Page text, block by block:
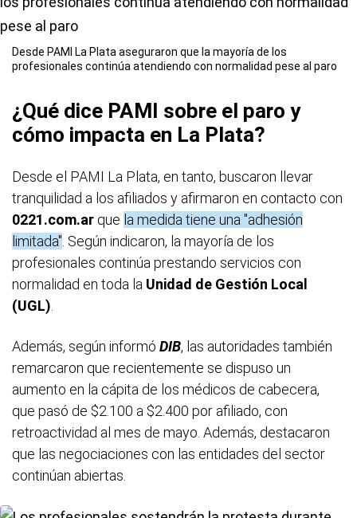
Desde PAMI La Plata aseguraron que la mayoría de los
profesionales continúa atendiendo con normalidad pese al paro
¿Qué dice PAMI sobre el paro y
cómo impacta en La Plata?
Desde el PAMI La Plata, en tanto, buscaron llevar
tranquilidad a los afiliados y afirmaron en contacto con
0221.com.ar que la medida tiene una "adhesión
limitada" . Según indicaron, la mayoría de los
profesionales continúa prestando servicios con
normalidad en toda la Unidad de Gestión Local
(UGL)
Además, según informó DIB, las autoridades también
remarcaron que recientemente se dispuso un
aumento en la cápita de los médicos de cabecera,
que pasó de $2.100 a $2.400 por afiliado, con
retroactividad al mes de mayo. Además, destacaron
que las negociaciones con las entidades del sector
continúan abiertas.